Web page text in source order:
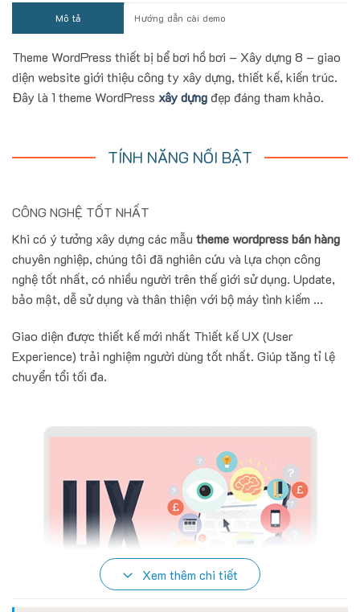
Mô tả Hướng dẫn cài demo
Theme WordPress thiết bị bể bơi hồ bơi – Xây dựng 8 – giao
diện website giới thiệu công ty xây dựng, thiết kế, kiến trúc.
Đây là 1 theme WordPress xây dựng đẹp đáng tham khảo.
TÍNH NĂNG NỔI BẬT
CÔNG NGHỆ TỐT NHẤT
Khi có ý tưởng xây dựng các mẫu theme wordpress bán hàng
chuyên nghiệp, chúng tôi đã nghiên cứu và lựa chọn công
nghệ tốt nhất, có nhiều người trên thế giới sử dụng. Update,
bảo mật, dễ sử dụng và thân thiện với bộ máy tình kiếm ...
Giao diện được thiết kế mới nhất Thiết kế UX (User
Experience) trải nghiệm người dùng tốt nhất. Giúp tăng tỉ lệ
chuyển tổi tối đa.
Xem thêm chi tiết